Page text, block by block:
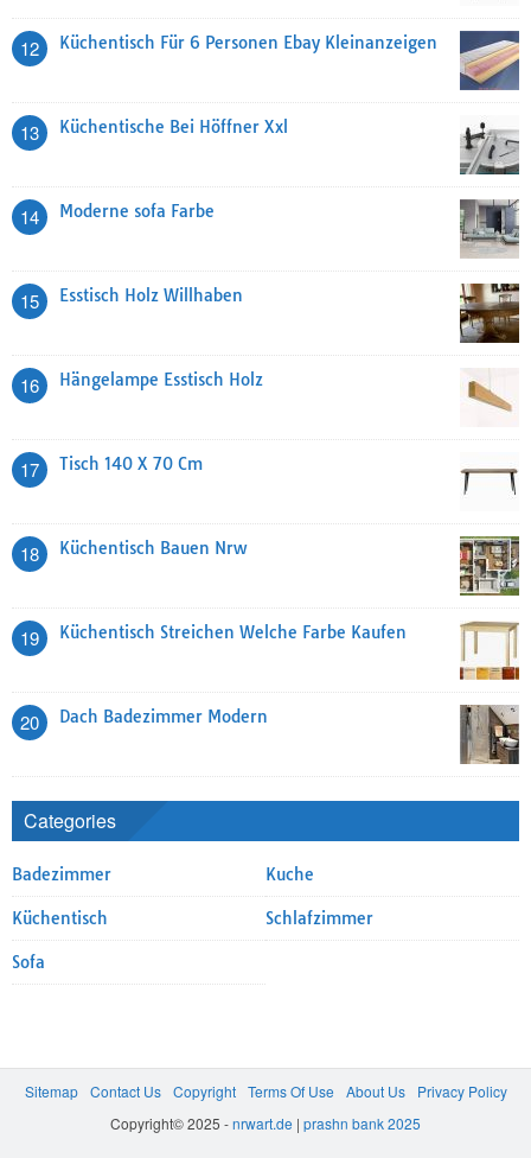
12 Küchentisch Für 6 Personen Ebay Kleinanzeigen
13 Küchentische Bei Höffner Xxl
14 Moderne sofa Farbe
15 Esstisch Holz Willhaben
16 Hängelampe Esstisch Holz
17 Tisch 140 X 70 Cm
18 Küchentisch Bauen Nrw
19 Küchentisch Streichen Welche Farbe Kaufen
20 Dach Badezimmer Modern
Categories
Badezimmer Kuche
Küchentisch Schlafzimmer
Sofa
Sitemap Contact Us Copyright Terms Of Use About Us
Privacy Policy
Copyright© 2025 -nrwart.de | prashn bank 2025